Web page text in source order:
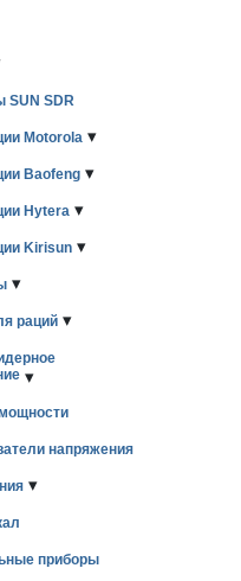
SUN SDR
Motorola ▾
Baofeng ▾
Hytera ▾
Kirisun ▾
▾
раций ▾
▾
напряжения
▾
приборы